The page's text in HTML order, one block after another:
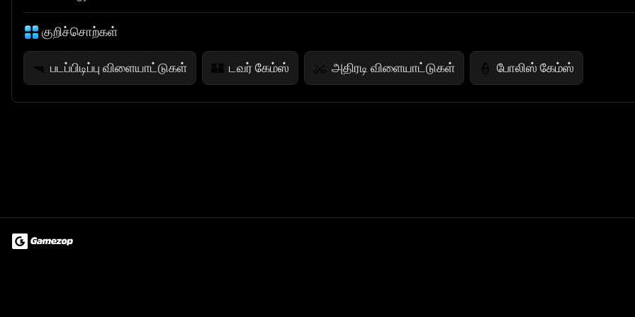
குறிச்சொற்கள்
🔫 படப்பிடிப்பு விளையாட்டுகள் 🏰 டவர் கேம்ஸ் ⚔️ அதிரடி விளையாட்டுகள் 👮 போலிஸ் கேம்ஸ்